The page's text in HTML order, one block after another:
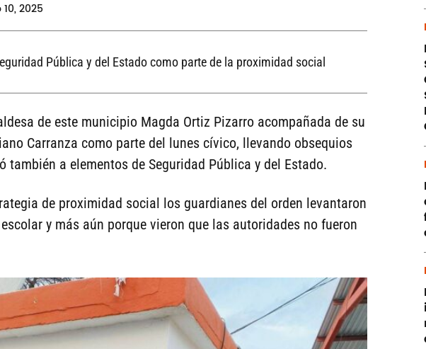
10, 2025
Pública y del Estado como parte de la proximidad social
de este municipio Magda Ortiz Pizarro acompañada de su
Carranza como parte del lunes cívico, llevando obsequios
también a elementos de Seguridad Pública y del Estado.
de proximidad social los guardianes del orden levantaron
y más aún porque vieron que las autoridades no fueron